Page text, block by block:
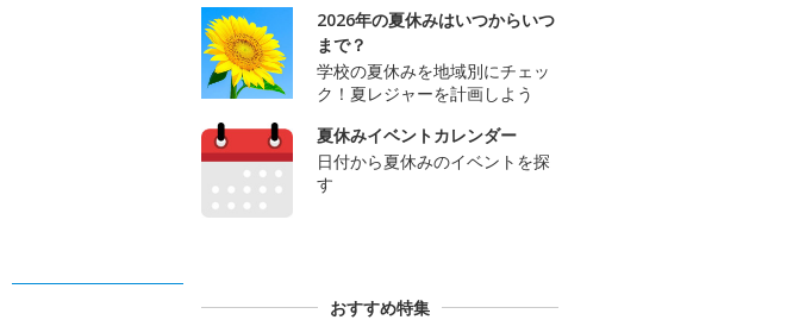
2026年の夏休みはいつからいつ
まで？
学校の夏休みを地域別にチェッ
ク！夏レジャーを計画しよう
夏休みイベントカレンダー
日付から夏休みのイベントを探
す
おすすめ特集